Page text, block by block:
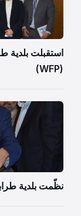
استقبلت بلدية
(WFP)
نظّمت بلدية